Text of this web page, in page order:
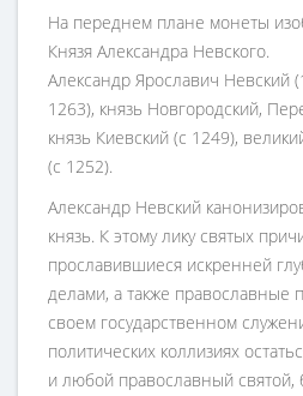
На переднем плане монеты
Князя Александра Невского.
Александр Ярославич Невский
1263), князь Новгородский,
князь Киевский (с 1249),
(с 1252).
Александр Невский
князь. К этому лику святых
прославившиеся искренней
делами, а также православные
своем государственном
политических коллизиях
и любой православный